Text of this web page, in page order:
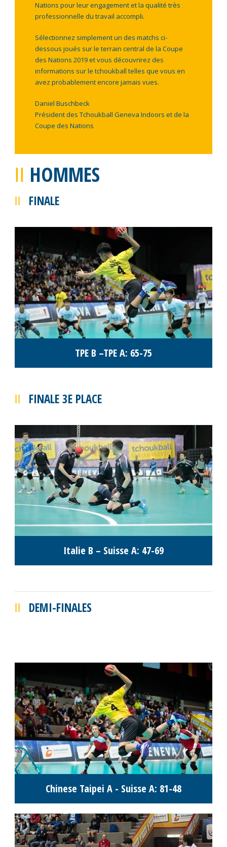
Nations pour leur engagement et la qualité très
professionnelle du travail accompli.
Sélectionnez simplement un des matchs ci-
dessous joués sur le terrain central de la Coupe
des Nations 2019 et vous découvrirez des
informations sur le tchoukball telles que vous en
avez probablement encore jamais vues.
Daniel Buschbeck
Président des Tchoukball Geneva Indoors et de la
Coupe des Nations
HOMMES
FINALE
TPE B –TPE A: 65-75
FINALE 3E PLACE
Italie B – Suisse A: 47-69
DEMI-FINALES
Chinese Taipei A - Suisse A: 81-48